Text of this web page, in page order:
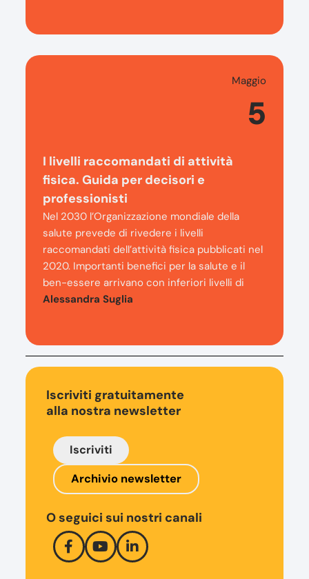
Maggio
5
I livelli raccomandati di attività
fisica. Guida per decisori e
professionisti
Nel 2030 l’Organizzazione mondiale della
salute prevede di rivedere i livelli
raccomandati dell’attività fisica pubblicati nel
2020. Importanti benefici per la salute e il
ben-essere arrivano con inferiori livelli di
Alessandra Suglia
Iscriviti gratuitamente
alla nostra newsletter
Iscriviti
Archivio newsletter
O seguici sui nostri canali